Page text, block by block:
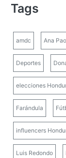
Tags
amdc Ana
Deportes
elecciones
Farándula
influencers
Luis Redondo